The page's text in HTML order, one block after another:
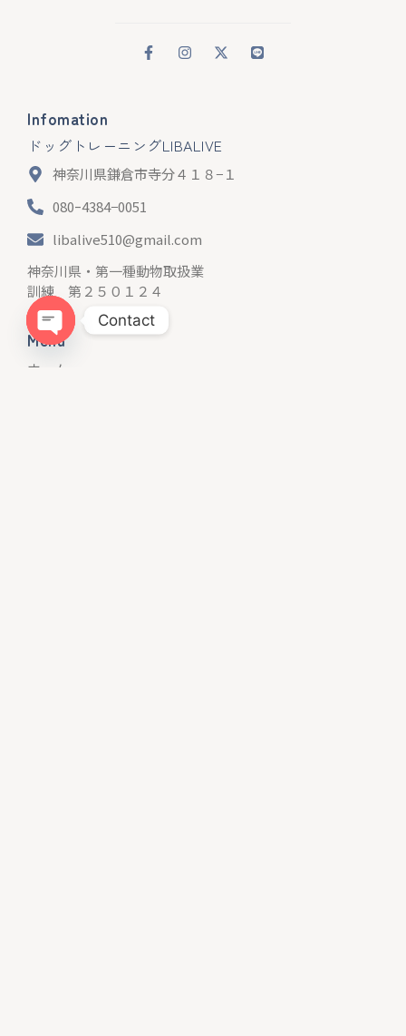
Infomation
ドッグトレーニングLIBALIVE
神奈川県鎌倉市寺分４１８−１
080ｰ4384−0051
libalive510@gmail.com
神奈川県・第一種動物取扱業
訓練 第２５０１２４
Menu
ホーム
Contact